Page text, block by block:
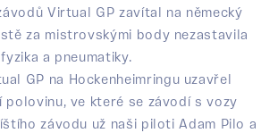
Virtual GP zavítal na německý
za mistrovskými body nezastavila
a pneumatiky.
GP na Hockenheimringu uzavřel
polovinu, ve které se závodí s vozy
závodu už naši piloti Adam Pilo a